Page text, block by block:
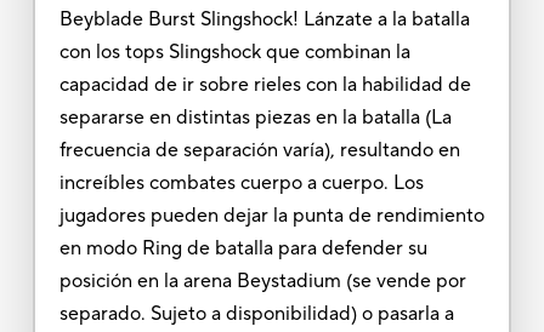
Beyblade Burst Slingshock! Lánzate a la batalla
con los tops Slingshock que combinan la
capacidad de ir sobre rieles con la habilidad de
separarse en distintas piezas en la batalla (La
frecuencia de separación varía), resultando en
increíbles combates cuerpo a cuerpo. Los
jugadores pueden dejar la punta de rendimiento
en modo Ring de batalla para defender su
posición en la arena Beystadium (se vende por
separado. Sujeto a disponibilidad) o pasarla a